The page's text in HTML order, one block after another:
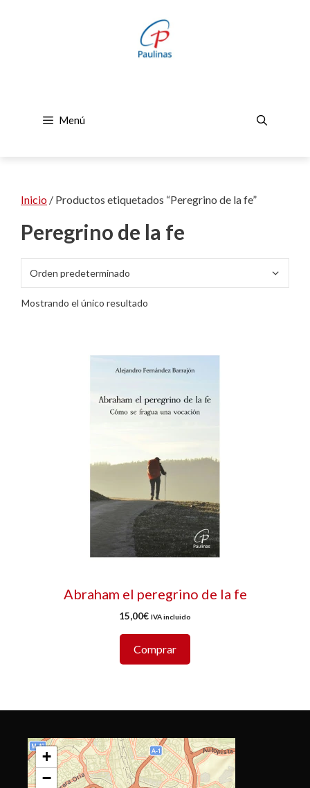
Menú
Inicio / Productos etiquetados “Peregrino de la fe”
Peregrino de la fe
Mostrando el único resultado
Abraham el peregrino de la fe
15,00€ IVA incluido
Comprar
+
−